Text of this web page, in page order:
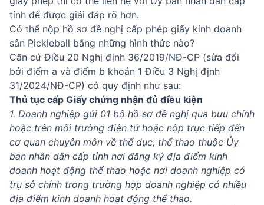
tỉnh để được giải đáp rõ hơn.
Có thể nộp hồ sơ đề nghị cấp phép giấy kinh doanh
sân Pickleball bằng những hình thức nào?
Căn cứ Điều 20 Nghị định 36/2019/NĐ-CP (sửa đổi
bởi điểm a và điểm b khoản 1 Điều 3 Nghị định
31/2024/NĐ-CP) có quy định như sau:
Thủ tục cấp Giấy chứng nhận đủ điều kiện
1. Doanh nghiệp gửi 01 bộ hồ sơ đề nghị qua bưu chính
hoặc trên môi trường điện tử hoặc nộp trực tiếp đến
cơ quan chuyên môn về thể dục, thể thao thuộc Ủy
ban nhân dân cấp tỉnh nơi đăng ký địa điểm kinh
doanh hoạt động thể thao hoặc nơi doanh nghiệp có
trụ sở chính trong trường hợp doanh nghiệp có nhiều
địa điểm kinh doanh hoạt động thể thao.